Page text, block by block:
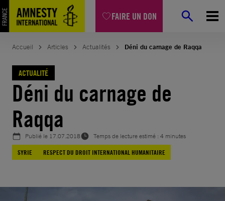
FAIRE UN DON
Aller
au
contenu
Accueil Articles Actualités Déni du carnage de Raqqa
ACTUALITÉ
Déni du carnage de
Raqqa
Publié le 17.07.2018
Temps de lecture estimé : 4 minutes
SYRIE
RESPECT DU DROIT INTERNATIONAL HUMANITAIRE